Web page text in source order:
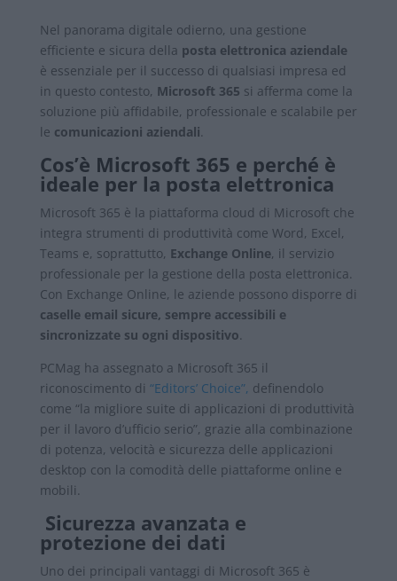
Nel panorama digitale odierno, una gestione
efficiente e sicura della posta elettronica aziendale
è essenziale per il successo di qualsiasi impresa ed
in questo contesto, Microsoft 365 si afferma come la
soluzione più affidabile, professionale e scalabile per
le comunicazioni aziendali
Cos’è Microsoft 365 e perché è
ideale per la posta elettronica
Microsoft 365 è la piattaforma cloud di Microsoft che
integra strumenti di produttività come Word, Excel,
Teams e, soprattutto, Exchange Online, il servizio
professionale per la gestione della posta elettronica.
Con Exchange Online, le aziende possono disporre di
caselle email sicure, sempre accessibili e
sincronizzate su ogni dispositivo
PCMag ha assegnato a Microsoft 365 il
riconoscimento di “Editors’ Choice”, definendolo
come “la migliore suite di applicazioni di produttività
per il lavoro d’ufficio serio”, grazie alla combinazione
di potenza, velocità e sicurezza delle applicazioni
desktop con la comodità delle piattaforme online e
mobili.
Sicurezza avanzata e
protezione dei dati
Uno dei principali vantaggi di Microsoft 365 è